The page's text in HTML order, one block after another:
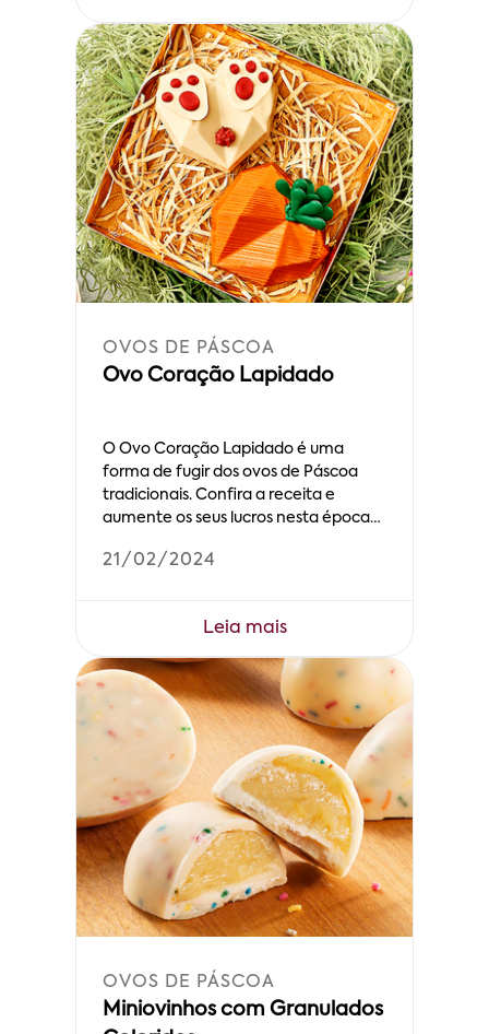
OVOS DE PÁSCOA
Ovo Coração Lapidado
O Ovo Coração Lapidado é uma
forma de fugir dos ovos de Páscoa
tradicionais. Confira a receita e
aumente os seus lucros nesta época
21/02/2024
Leia mais
OVOS DE PÁSCOA
Miniovinhos com Granulados